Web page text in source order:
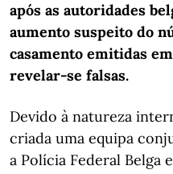
após as autoridades
aumento suspeito do
casamento emitidas
revelar-se falsas.
Devido à natureza
criada uma equipa
a Polícia Federal Belga